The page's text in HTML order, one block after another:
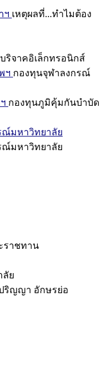
ฯ เหตุผลที่...ทำไมต้อง
ริจาคอิเล็กทรอนิกส์
ฯ กองทุนจุฬาลงกรณ์
กองทุนภูมิคุ้มกันบำบัด
ณ์มหาวิทยาลัย
ณ์มหาวิทยาลัย
ราชทาน
ลัย
ริญญา อักษรย่อ